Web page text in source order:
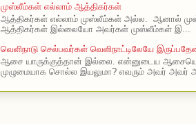
முஸ்லீம்கள் எல்லாம் ஆத்திகர்கள்
ஆத்திகர்கள் எல்லாம் முஸ்லீம்கள் அல்ல. ஆனால்
ஆத்திகர்கள் இல்லையோ அவர்கள் முஸ்லீம்கள் இ...
வெளிநாடு செல்பவர்கள் வெளிநாட்டிலேயே
ஆசை யாருக்குத்தான் இல்லை. என்னுடைய
முழுமையாக சொல்ல இயலுமா? எவரும் அவர் அவர்